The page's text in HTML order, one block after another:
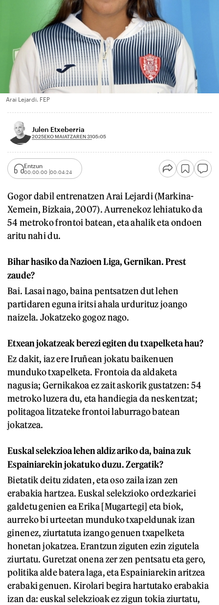
Arai Lejardi. FEP
Julen Etxeberria
2025EKO MAIATZAREN 3105:05
Entzun
00:00:00 00:04:24
Gogor dabil entrenatzen Arai Lejardi (Markina-
Xemein, Bizkaia, 2007). Aurrenekoz lehiatuko da
54 metroko frontoi batean, eta ahalik eta ondoen
aritu nahi du.
Bihar hasiko da Nazioen Liga, Gernikan. Prest
zaude?
Bai. Lasai nago, baina pentsatzen dut lehen
partidaren eguna iritsi ahala urdurituz joango
naizela. Jokatzeko gogoz nago.
Etxean jokatzeak berezi egiten du txapelketa hau?
Ez dakit, iaz ere Iruñean jokatu baikenuen
munduko txapelketa. Frontoia da aldaketa
nagusia; Gernikakoa ez zait askorik gustatzen: 54
metroko luzera du, eta handiegia da neskentzat;
politagoa litzateke frontoi laburrago batean
jokatzea.
Euskal selekzioa lehen aldiz ariko da, baina zuk
Espainiarekin jokatuko duzu. Zergatik?
Bietatik deitu zidaten, eta oso zaila izan zen
erabakia hartzea. Euskal selekzioko ordezkariei
galdetu genien ea Erika [Mugartegi] eta biok,
aurreko bi urteetan munduko txapeldunak izan
ginenez, ziurtatuta izango genuen txapelketa
honetan jokatzea. Erantzun ziguten ezin zigutela
ziurtatu. Guretzat onena zer zen pentsatu eta gero,
politika alde batera laga, eta Espainiarekin aritzea
erabaki genuen. Kirolari begira hartutako erabakia
izan da: euskal selekzioak ez zigun tokia ziurtatu,